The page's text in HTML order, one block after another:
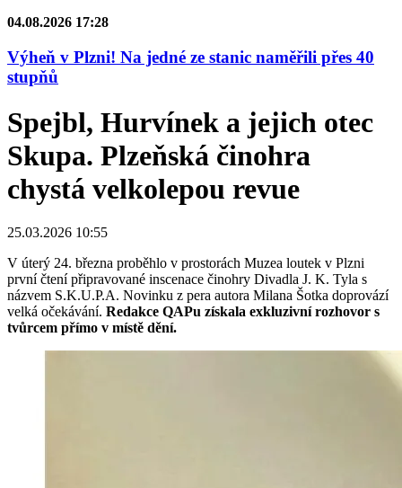
04.08.2026 17:28
Výheň v Plzni! Na jedné ze stanic naměřili přes 40
stupňů
Spejbl, Hurvínek a jejich otec
Skupa. Plzeňská činohra
chystá velkolepou revue
25.03.2026 10:55
V úterý 24. března proběhlo v prostorách Muzea loutek v Plzni
první čtení připravované inscenace činohry Divadla J. K. Tyla s
názvem S.K.U.P.A. Novinku z pera autora Milana Šotka doprovází
velká očekávání. Redakce QAPu získala exkluzivní rozhovor s
tvůrcem přímo v místě dění.